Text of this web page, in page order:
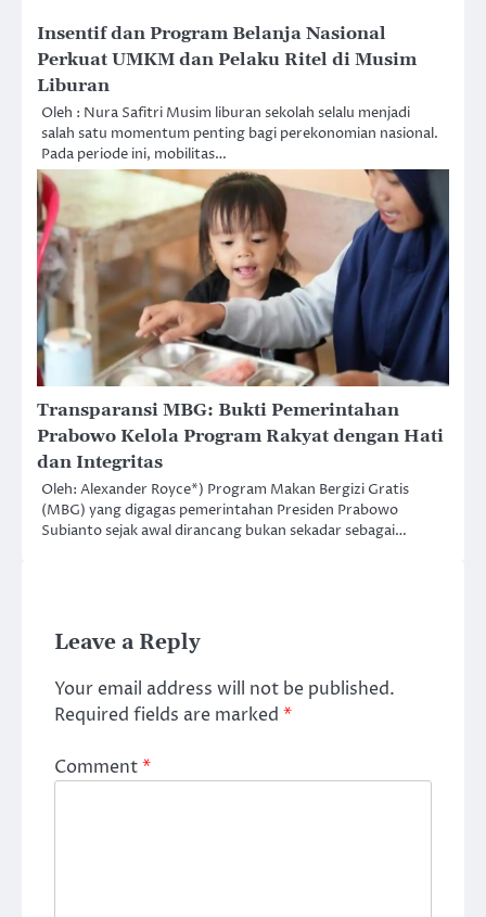
Insentif dan Program Belanja Nasional
Perkuat UMKM dan Pelaku Ritel di Musim
Liburan
Oleh : Nura Safitri Musim liburan sekolah selalu menjadi
salah satu momentum penting bagi perekonomian nasional.
Pada periode ini, mobilitas…
Transparansi MBG: Bukti Pemerintahan
Prabowo Kelola Program Rakyat dengan Hati
dan Integritas
Oleh: Alexander Royce*) Program Makan Bergizi Gratis
(MBG) yang digagas pemerintahan Presiden Prabowo
Subianto sejak awal dirancang bukan sekadar sebagai…
Leave a Reply
Your email address will not be published.
Required fields are marked *
Comment*